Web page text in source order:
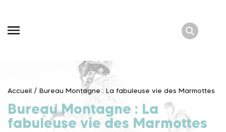
content
Accueil / Bureau Montagne : La fabuleuse vie des Marmottes
Bureau Montagne : La
fabuleuse vie des Marmottes